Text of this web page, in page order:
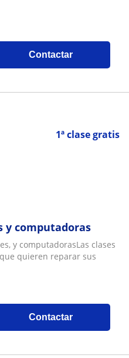
Contactar
1ª clase gratis
y computadoras
y computadorasLas clases
quieren reparar sus
Contactar